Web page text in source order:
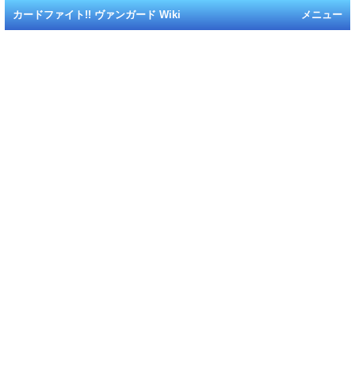
メニュー
カードファイト!! ヴァンガード Wiki